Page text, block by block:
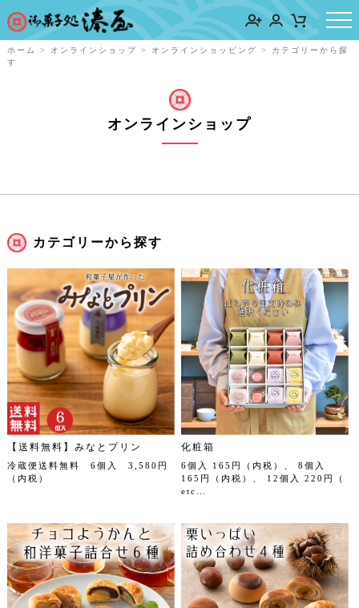
ホーム > オンラインショップ > オンラインショッピング > カテゴリーから探
す
オンラインショップ
カテゴリーから探す
【送料無料】みなとプリン
冷蔵便送料無料 6個入 3,580円
（内税）
化粧箱
6個入 165円（内税）、 8個入
165円（内税）、 12個入 220円（
etc…